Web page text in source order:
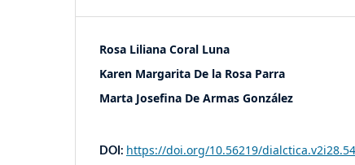
Rosa Liliana Coral Luna
Karen Margarita De la Rosa Parra
Marta Josefina De Armas González
DOI: https://doi.org/10.56219/